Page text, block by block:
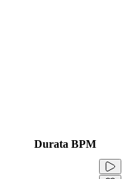
Durata BPM